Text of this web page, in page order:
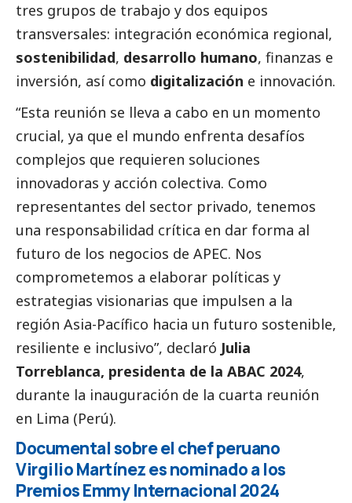
tres grupos de trabajo y dos equipos
transversales: integración económica regional,
sostenibilidad, desarrollo humano, finanzas e
inversión, así como digitalización e innovación.
“Esta reunión se lleva a cabo en un momento
crucial, ya que el mundo enfrenta desafíos
complejos que requieren soluciones
innovadoras y acción colectiva. Como
representantes del sector privado, tenemos
una responsabilidad crítica en dar forma al
futuro de los negocios de APEC. Nos
comprometemos a elaborar políticas y
estrategias visionarias que impulsen a la
región Asia-Pacífico hacia un futuro sostenible,
resiliente e inclusivo”, declaró Julia
Torreblanca, presidenta de la ABAC 2024,
durante la inauguración de la cuarta reunión
en Lima (Perú).
Documental sobre el chef peruano
Virgilio Martínez es nominado a los
Premios Emmy Internacional 2024